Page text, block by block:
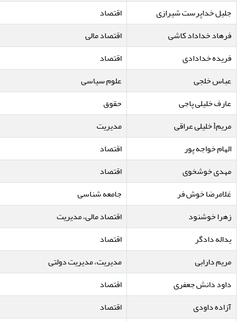
جلیل خداپرست شیرازی
اقتصاد
فرهاد خداداد کاشی
اقتصاد مالی
فریده خدادادی
اقتصاد
عباس خلجی
علوم سیاسی
عارف خلیلی پاجی
حقوق
مریمl خلیلی عراقی
مدیریت
الهام خواجه پور
اقتصاد
مهدی خوشخوی
اقتصاد
غلامرضا خوش فر
جامعه شناسی
زهرا خوشنود
اقتصاد مالی، مدیریت
یداله دادگر
اقتصاد
مریم دارابی
مدیریت، مدیریت دولتی
داود دانش جعفری
اقتصاد
آزاده داودی
اقتصاد